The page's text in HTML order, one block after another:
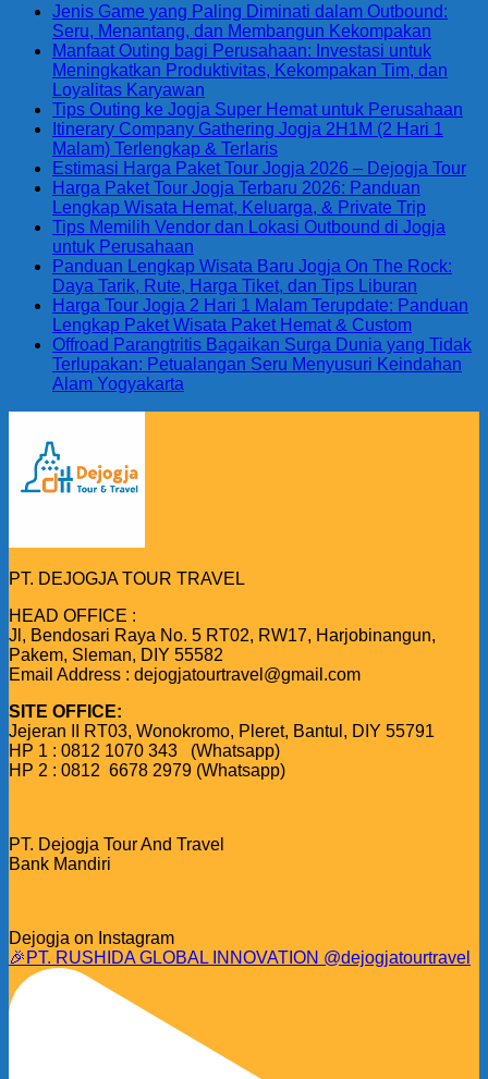
Jenis Game yang Paling Diminati dalam Outbound:
Seru, Menantang, dan Membangun Kekompakan
Manfaat Outing bagi Perusahaan: Investasi untuk
Meningkatkan Produktivitas, Kekompakan Tim, dan
Loyalitas Karyawan
Tips Outing ke Jogja Super Hemat untuk Perusahaan
Itinerary Company Gathering Jogja 2H1M (2 Hari 1
Malam) Terlengkap & Terlaris
Estimasi Harga Paket Tour Jogja 2026 – Dejogja Tour
Harga Paket Tour Jogja Terbaru 2026: Panduan
Lengkap Wisata Hemat, Keluarga, & Private Trip
Tips Memilih Vendor dan Lokasi Outbound di Jogja
untuk Perusahaan
Panduan Lengkap Wisata Baru Jogja On The Rock:
Daya Tarik, Rute, Harga Tiket, dan Tips Liburan
Harga Tour Jogja 2 Hari 1 Malam Terupdate: Panduan
Lengkap Paket Wisata Paket Hemat & Custom
Offroad Parangtritis Bagaikan Surga Dunia yang Tidak
Terlupakan: Petualangan Seru Menyusuri Keindahan
Alam Yogyakarta
PT. DEJOGJA TOUR TRAVEL
HEAD OFFICE :
Jl, Bendosari Raya No. 5 RT02, RW17, Harjobinangun,
Pakem, Sleman, DIY 55582
Email Address : dejogjatourtravel@gmail.com
SITE OFFICE:
Jejeran II RT03, Wonokromo, Pleret, Bantul, DIY 55791
HP 1 : 0812 1070 343 (Whatsapp)
HP 2 : 0812 6678 2979 (Whatsapp)
PT. Dejogja Tour And Travel
Bank Mandiri
Dejogja on Instagram
🎉PT. RUSHIDA GLOBAL INNOVATION @dejogjatourtravel